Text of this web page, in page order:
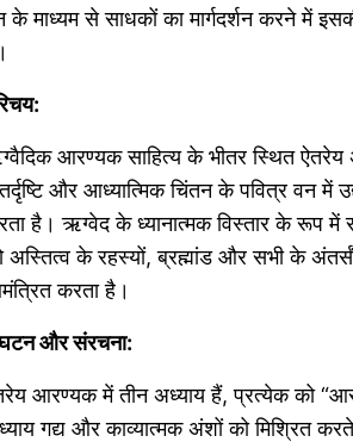
के माध्यम से साधकों का मार्गदर्शन करने में
आरण्यक साहित्य के भीतर स्थित ऐतरेय
और आध्यात्मिक चिंतन के पवित्र वन में
है। ऋग्वेद के ध्यानात्मक विस्तार के रूप
अस्तित्व के रहस्यों, ब्रह्मांड और सभी के
करता है।
और संरचना:
आरण्यक में तीन अध्याय हैं, प्रत्येक को
गद्य और काव्यात्मक अंशों को मिश्रित